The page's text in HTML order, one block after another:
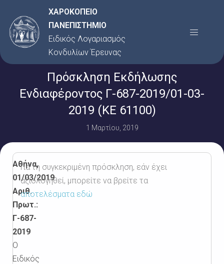
στο
περιεχόμενο
ΧΑΡΟΚΟΠΕΙΟ
ΠΑΝΕΠΙΣΤΗΜΙΟ
Ειδικός Λογαριασμός
Κονδυλίων Έρευνας
Menu
Πρόσκληση Εκδήλωσης
Ενδιαφέροντος Γ-687-2019/01-03-
2019 (ΚΕ 61100)
1 Μαρτίου, 2019
Αθήνα,
01/03/2019
Αριθ.
Πρωτ.:
Γ-687-
2019
Ο
Ειδικός
Για τη συγκεκριμένη πρόσκληση, εάν έχει
αξιολογηθεί, μπορείτε να βρείτε τα
αποτελέσματα εδώ